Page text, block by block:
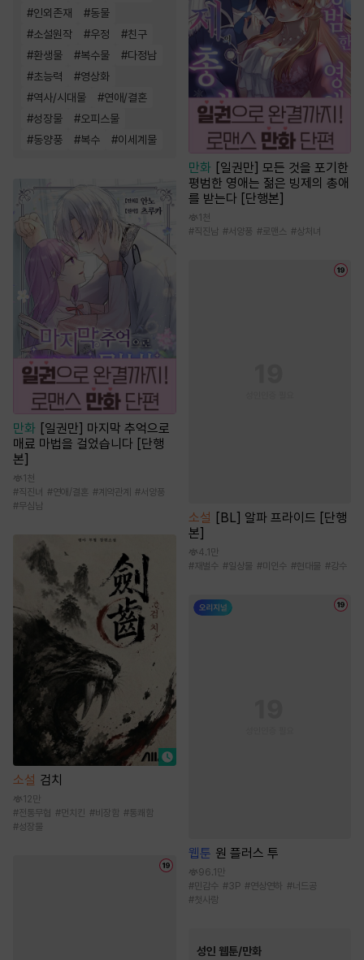
#인외존재 #동물
#소설원작 #우정 #친구
#환생물 #복수물 #다정남
#초능력 #영상화
#역사/시대물 #연애/결혼
#성장물 #오피스물
#동양풍 #복수 #이세계물
만화 [일권만] 마지막 추억으로
매료 마법을 걸었습니다 [단행
본]
1천
#직진녀 #연애/결혼 # 계약관계 #서양풍
#무심남
소설 검치
12만
#전통무협 #먼치킨 #비장함 #통쾌함
#성장물
만화 [일권만] 모든 것을 포기한
평범한 영애는 젊은 빙제의 총애
를 받는다 [단행본]
1천
#직진남 #서양풍 #로맨스 #상처녀
소설
[BL] 알파 프라이드 [단행
본]
4.1만
#재벌수 #일상물 #미인수 #현대물 #강수
웹툰 원 플러스 투
96.1만
#민감수 #3P #연상연하 #너드공
#첫사랑
성인 웹툰/만화